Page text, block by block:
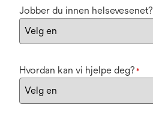
Jobber du innen helsevesenet?
Hvordan kan vi hjelpe deg? *